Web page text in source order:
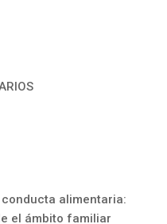
alimentaria:
el ámbito familiar